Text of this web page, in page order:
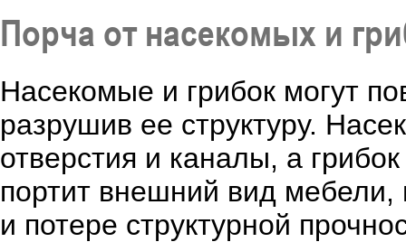
Порча от насекомых и
Насекомые и грибок могут
разрушив ее структуру.
отверстия и каналы, а
портит внешний вид
и потере структурной